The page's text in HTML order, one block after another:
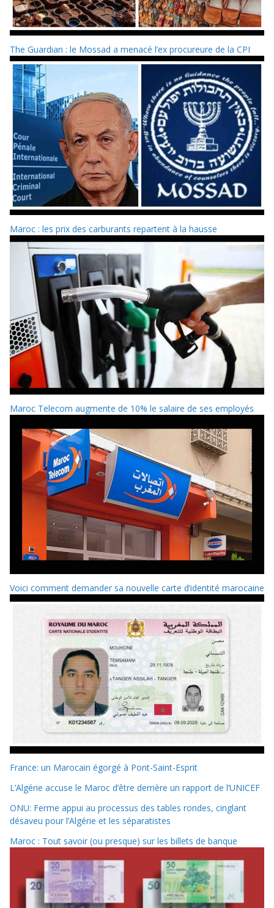
The Guardian : le Mossad a menacé l’ex procureure de la CPI
Maroc : les prix des carburants repartent à la hausse
Maroc Telecom augmente de 10% le salaire de ses employés
Voici comment demander sa nouvelle carte d’identité marocaine
France: un Marocain égorgé à Pont-Saint-Esprit
L’Algérie accuse le Maroc d’être derrière un rapport de l’UNICEF
ONU: Ferme appui au processus des tables rondes, cinglant
désaveu pour l’Algérie et les séparatistes
Maroc : Tout savoir (ou presque) sur les billets de banque